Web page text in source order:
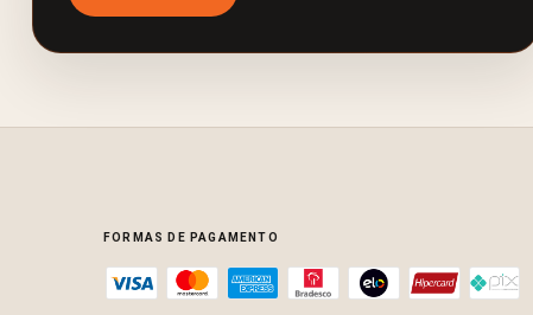
FORMAS DE PAGAMENTO